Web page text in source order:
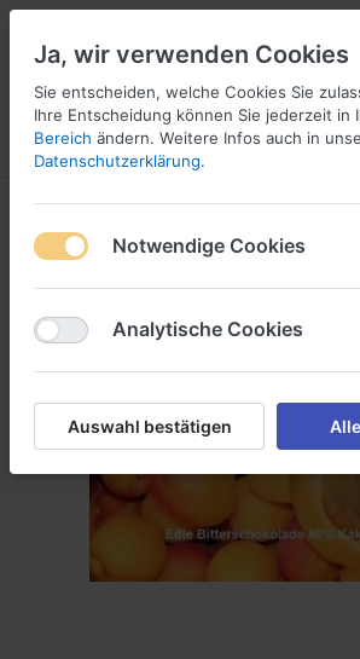
Menü Anmelden Vergleichen
Ja, wir verwenden Cookies
Sie entscheiden, welche Cookies Sie
Ihre Entscheidung können Sie jederzeit in
Bereich ändern. Weitere Infos auch in
Datenschutzerklärung.
Notwendige Cookies
Analytische Cookies
Auswahl bestätigen